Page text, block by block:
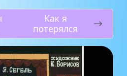
Как я
потерялся